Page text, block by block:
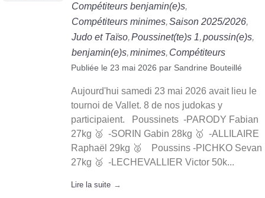
Compétiteurs benjamin(e)s
Compétiteurs minimes Saison 2025/2026
Judo et Taïso Poussinet(te)s 1 poussin(e)s
benjamin(e)s minimes Compétiteurs
Publiée le 23 mai 2026 par Sandrine Bouteillé
Aujourd'hui samedi 23 mai 2026 avait lieu le
tournoi de Vallet. 8 de nos judokas y
participaient. Poussinets -PARODY Fabian
27kg 🥈 -SORIN Gabin 28kg 🥇 -ALLILAIRE
Raphaël 29kg 🥈 Poussins -PICHKO Sevan
27kg 🥈 -LECHEVALLIER Victor 50k...
Lire la suite